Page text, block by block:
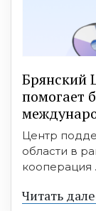
Брянский
помогает
Центр
области в
кооперация
Читать